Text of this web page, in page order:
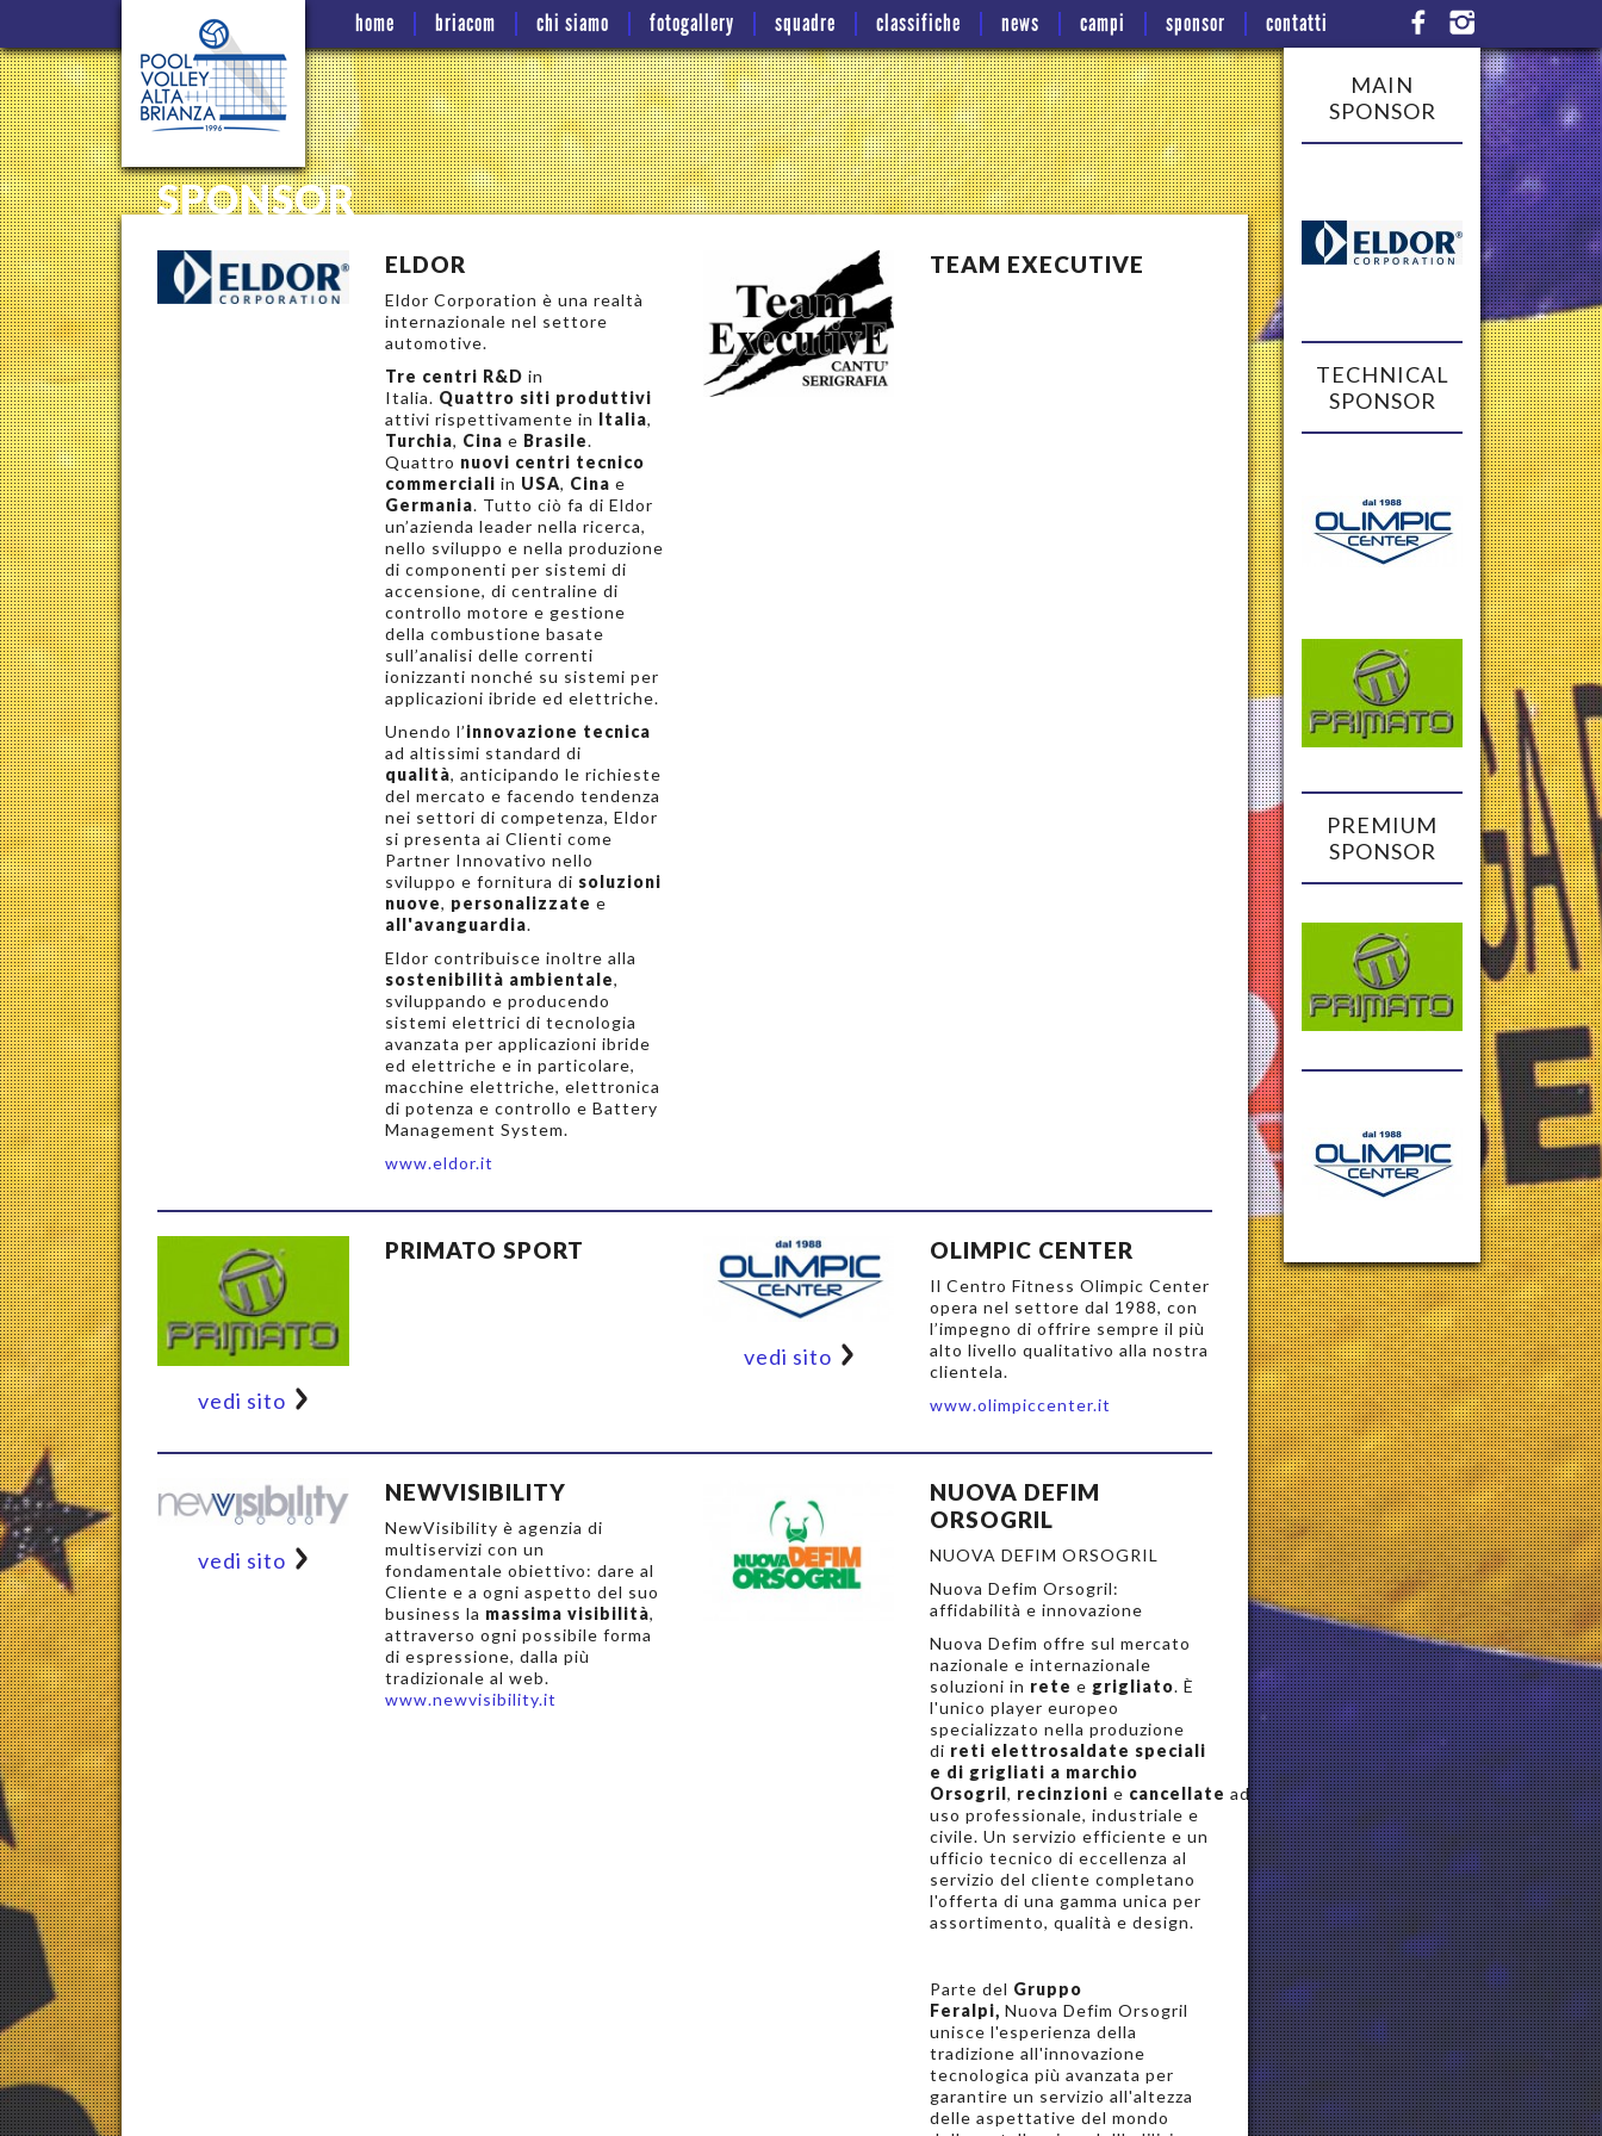
home briacom chi siamo fotogallery squadre classifiche news campi sponsor contatti
SPONSOR
ELDOR
Eldor Corporation è una realtà
internazionale nel settore
automotive.
Tre centri R&D in
Italia. Quattro siti produttivi
attivi rispettivamente in Italia,
Turchia, Cina e Brasile.
Quattro nuovi centri tecnico
commerciali in USA, Cina e
Germania. Tutto ciò fa di Eldor
un’azienda leader nella ricerca,
nello sviluppo e nella produzione
di componenti per sistemi di
accensione, di centraline di
controllo motore e gestione
della combustione basate
sull’analisi delle correnti
ionizzanti nonché su sistemi per
applicazioni ibride ed elettriche.
Unendo l’innovazione tecnica
ad altissimi standard di
qualità, anticipando le richieste
del mercato e facendo tendenza
nei settori di competenza, Eldor
si presenta ai Clienti come
Partner Innovativo nello
sviluppo e fornitura di soluzioni
nuove, personalizzate e
all'avanguardia.
Eldor contribuisce inoltre alla
sostenibilità ambientale,
sviluppando e producendo
sistemi elettrici di tecnologia
avanzata per applicazioni ibride
ed elettriche e in particolare,
macchine elettriche, elettronica
di potenza e controllo e Battery
Management System.
www.eldor.it
TEAM EXECUTIVE
PRIMATO SPORT
vedi sito
OLIMPIC CENTER
Il Centro Fitness Olimpic Center
opera nel settore dal 1988, con
l’impegno di offrire sempre il più
alto livello qualitativo alla nostra
clientela.
www.olimpiccenter.it
vedi sito
NEWVISIBILITY
NewVisibility è agenzia di
multiservizi con un
fondamentale obiettivo: dare al
Cliente e a ogni aspetto del suo
business la massima visibilità,
attraverso ogni possibile forma
di espressione, dalla più
tradizionale al web.
www.newvisibility.it
vedi sito
NUOVA DEFIM
ORSOGRIL
NUOVA DEFIM ORSOGRIL
Nuova Defim Orsogril:
affidabilità e innovazione
Nuova Defim offre sul mercato
nazionale e internazionale
soluzioni in rete e grigliato. È
l'unico player europeo
specializzato nella produzione
di reti elettrosaldate speciali
e di grigliati a marchio
Orsogril, recinzioni e cancellate ad
uso professionale, industriale e
civile. Un servizio efficiente e un
ufficio tecnico di eccellenza al
servizio del cliente completano
l'offerta di una gamma unica per
assortimento, qualità e design.
Parte del Gruppo
Feralpi, Nuova Defim Orsogril
unisce l'esperienza della
tradizione all'innovazione
tecnologica più avanzata per
garantire un servizio all'altezza
delle aspettative del mondo
MAIN
SPONSOR
TECHNICAL
SPONSOR
PREMIUM
SPONSOR